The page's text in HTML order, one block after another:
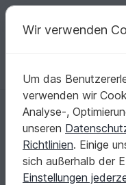
Deine kreativen
Deutsch | €
Top Autor
Kontakt |
Wir verwenden
Um das
verwenden wir
Analyse-,
unseren
Richtlinien. Einige
sich außerhalb der
Einstellungen